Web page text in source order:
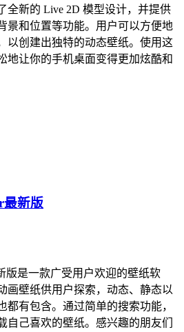
全新的 Live 2D 模型设计，并提供
景和位置等功能。用户可以方便地
以创建出独特的动态壁纸。使用这
地让你的手机桌面变得更加炫酷和
最新版
版是一款广受用户欢迎的壁纸软
画壁纸供用户探索，动态、静态以
都有包含。通过简单的搜索功能，
自己喜欢的壁纸。感兴趣的朋友们